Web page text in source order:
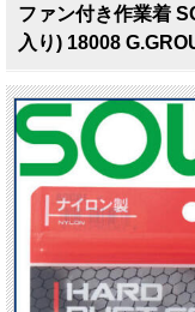
ファン付き作業着
入り) 18008